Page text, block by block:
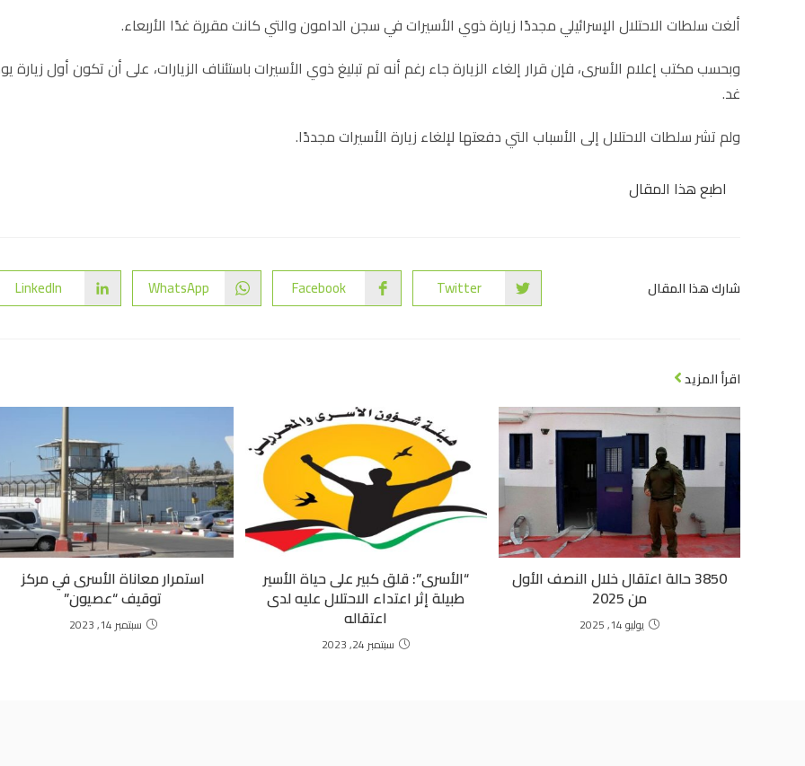
ألغت سلطات الاحتلال الإسرائيلي مجددًا زيارة ذوي الأسيرات في سجن الدامون والتي كانت مقررة غدًا الأربعاء.
وبحسب مكتب إعلام الأسرى، فإن قرار إلغاء الزيارة جاء رغم أنه تم تبليغ ذوي الأسيرات باستئناف الزيارات، على أن تكون أول زيارة
غد.
ولم تشر سلطات الاحتلال إلى الأسباب التي دفعتها لإلغاء زيارة الأسيرات مجددًا.
اطبع هذا المقال
شارك هذا المقال Twitter
Facebook
WhatsApp
LinkedIn
اقرأ المزيد
استمرار معاناة الأسرى في مركز
توقيف “عصيون”
سبتمبر 14, 2023
“الأسرى”: قلق كبير على حياة الأسير
طبيلة إثر اعتداء الاحتلال عليه لدى
اعتقاله
سبتمبر 24, 2023
3850 حالة اعتقال خلال النصف الأول
من 2025
يوليو 14, 2025